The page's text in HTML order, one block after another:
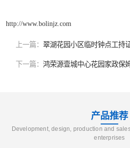
http://www.bolinjz.com
上一篇： 翠湖花园小区临时钟点工持
下一篇： 鸿荣源壹城中心花园家政保
产品推荐
Development, design, production and
enterprises